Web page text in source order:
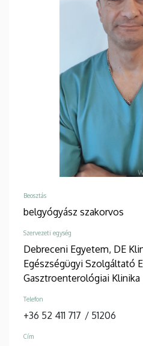
Beosztás
belgyógyász szakorvos
Szervezeti egység
Debreceni Egyetem, DE
Egészségügyi Szolgáltató
Gasztroenterológiai Klinika
Telefon
+36 52 411 717 / 51206
Cím